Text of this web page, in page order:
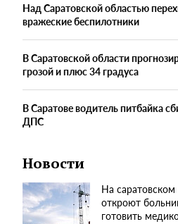
Над Саратовской областью
вражеские беспилотники
В Саратовской области
грозой и плюс 34 градуса
В Саратове водитель питбайка
ДПС
Новости
На саратовском
откроют
готовить